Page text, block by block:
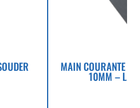
MAIN COURANTE
10MM –